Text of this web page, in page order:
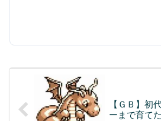
【ＧＢ】初
ーまで育て